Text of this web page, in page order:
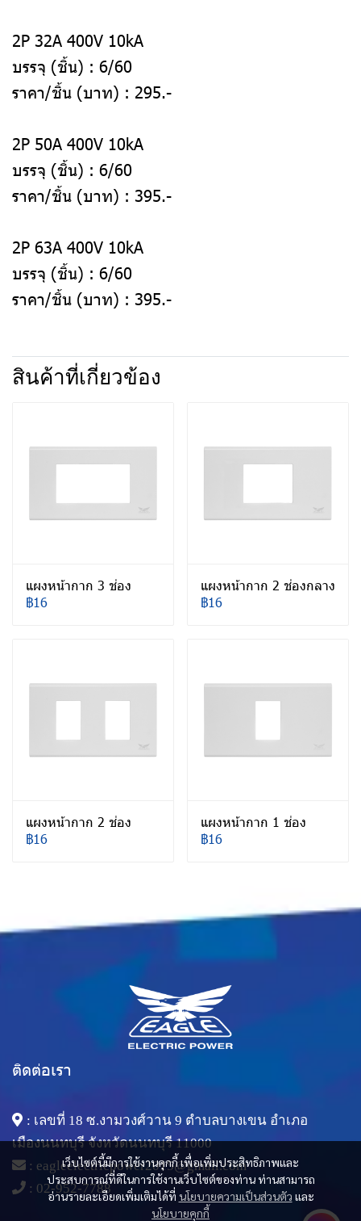
2P 32A 400V 10kA
บรรจุ (ชิ้น) : 6/60
ราคา/ชิ้น (บาท) : 295.-
2P 50A 400V 10kA
บรรจุ (ชิ้น) : 6/60
ราคา/ชิ้น (บาท) : 395.-
2P 63A 400V 10kA
บรรจุ (ชิ้น) : 6/60
ราคา/ชิ้น (บาท) : 395.-
สินค้าที่เกี่ยวข้อง
แผงหน้ากาก 3 ช่อง
฿16
แผงหน้ากาก 2 ช่องกลาง
฿16
แผงหน้ากาก 2 ช่อง
฿16
แผงหน้ากาก 1 ช่อง
฿16
เว็บไซต์นี้มีการใช้งานคุกกี้ เพื่อเพิ่มประสิทธิภาพและ
ประสบการณ์ที่ดีในการใช้งานเว็บไซต์ของท่าน ท่านสามารถ
อ่านรายละเอียดเพิ่มเติมได้ที่ นโยบายความเป็นส่วนตัว และ
นโยบายคุกกี้
ติดต่อเรา
: เลขที่ 18 ซ.งามวงศ์วาน 9 ตำบลบางเขน อำเภอ
เมืองนนทบุรี จังหวัดนนทบุรี 11000
: eagleelectricpower2015@gmail.com
: 02-952-7788